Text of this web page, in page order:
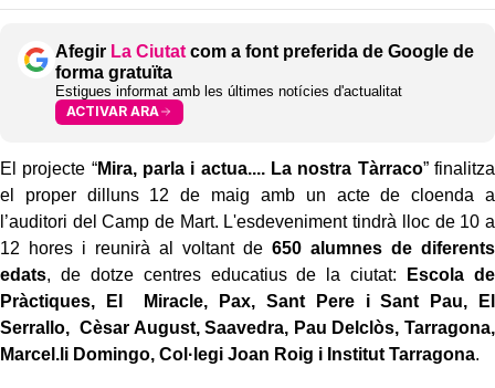
Afegir La Ciutat com a font preferida de Google de
forma gratuïta
Estigues informat amb les últimes notícies d'actualitat
ACTIVAR ARA
El projecte “Mira, parla i actua.... La nostra Tàrraco” finalitza
el proper dilluns 12 de maig amb un acte de cloenda a
l’auditori del Camp de Mart. L'esdeveniment tindrà lloc de 10 a
12 hores i reunirà al voltant de 650 alumnes de diferents
edats, de dotze centres educatius de la ciutat:
Escola de
Pràctiques, El Miracle, Pax, Sant Pere i Sant Pau, El
Serrallo, Cèsar August, Saavedra, Pau Delclòs, Tarragona,
Marcel.li Domingo, Col·legi Joan Roig i Institut Tarragona.